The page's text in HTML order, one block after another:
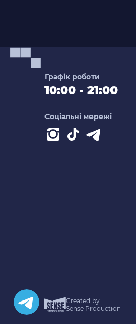
Графік роботи
10:00 - 21:00
Соціальні мережі
Created by
Sense Production